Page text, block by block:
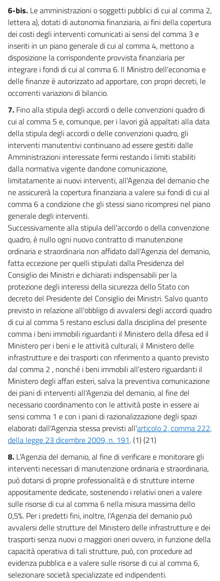
6-bis. Le amministrazioni o soggetti pubblici di cui al comma 2,
lettera a), dotati di autonomia finanziaria, ai fini della copertura
dei costi degli interventi comunicati ai sensi del comma 3 e
inseriti in un piano generale di cui al comma 4, mettono a
disposizione la corrispondente provvista finanziaria per
integrare i fondi di cui al comma 6. Il Ministro dell'economia e
delle finanze è autorizzato ad apportare, con propri decreti, le
occorrenti variazioni di bilancio.
7. Fino alla stipula degli accordi o delle convenzioni quadro di
cui al comma 5 e, comunque, per i lavori già appaltati alla data
della stipula degli accordi o delle convenzioni quadro, gli
interventi manutentivi continuano ad essere gestiti dalle
Amministrazioni interessate fermi restando i limiti stabiliti
dalla normativa vigente dandone comunicazione,
limitatamente ai nuovi interventi, all'Agenzia del demanio che
ne assicurerà la copertura finanziaria a valere sui fondi di cui al
comma 6 a condizione che gli stessi siano ricompresi nel piano
generale degli interventi.
Successivamente alla stipula dell'accordo o della convenzione
quadro, è nullo ogni nuovo contratto di manutenzione
ordinaria e straordinaria non affidato dall'Agenzia del demanio,
fatta eccezione per quelli stipulati dalla Presidenza del
Consiglio dei Ministri e dichiarati indispensabili per la
protezione degli interessi della sicurezza dello Stato con
decreto del Presidente del Consiglio dei Ministri. Salvo quanto
previsto in relazione all'obbligo di avvalersi degli accordi quadro
di cui al comma 5 restano esclusi dalla disciplina del presente
comma i beni immobili riguardanti il Ministero della difesa ed il
Ministero per i beni e le attività culturali, il Ministero delle
infrastrutture e dei trasporti con riferimento a quanto previsto
dal comma 2 , nonché i beni immobili all'estero riguardanti il
Ministero degli affari esteri, salva la preventiva comunicazione
dei piani di interventi all'Agenzia del demanio, al fine del
necessario coordinamento con le attività poste in essere ai
sensi comma 1 e con i piani di razionalizzazione degli spazi
elaborati dall'Agenzia stessa previsti all'articolo 2, comma 222,
della legge 23 dicembre 2009, n. 191. (1) (21)
8. L'Agenzia del demanio, al fine di verificare e monitorare gli
interventi necessari di manutenzione ordinaria e straordinaria,
può dotarsi di proprie professionalità e di strutture interne
appositamente dedicate, sostenendo i relativi oneri a valere
sulle risorse di cui al comma 6 nella misura massima dello
0,5%. Per i predetti fini, inoltre, l'Agenzia del demanio può
avvalersi delle strutture del Ministero delle infrastrutture e dei
trasporti senza nuovi o maggiori oneri ovvero, in funzione della
capacità operativa di tali strutture, può, con procedure ad
evidenza pubblica e a valere sulle risorse di cui al comma 6,
selezionare società specializzate ed indipendenti.